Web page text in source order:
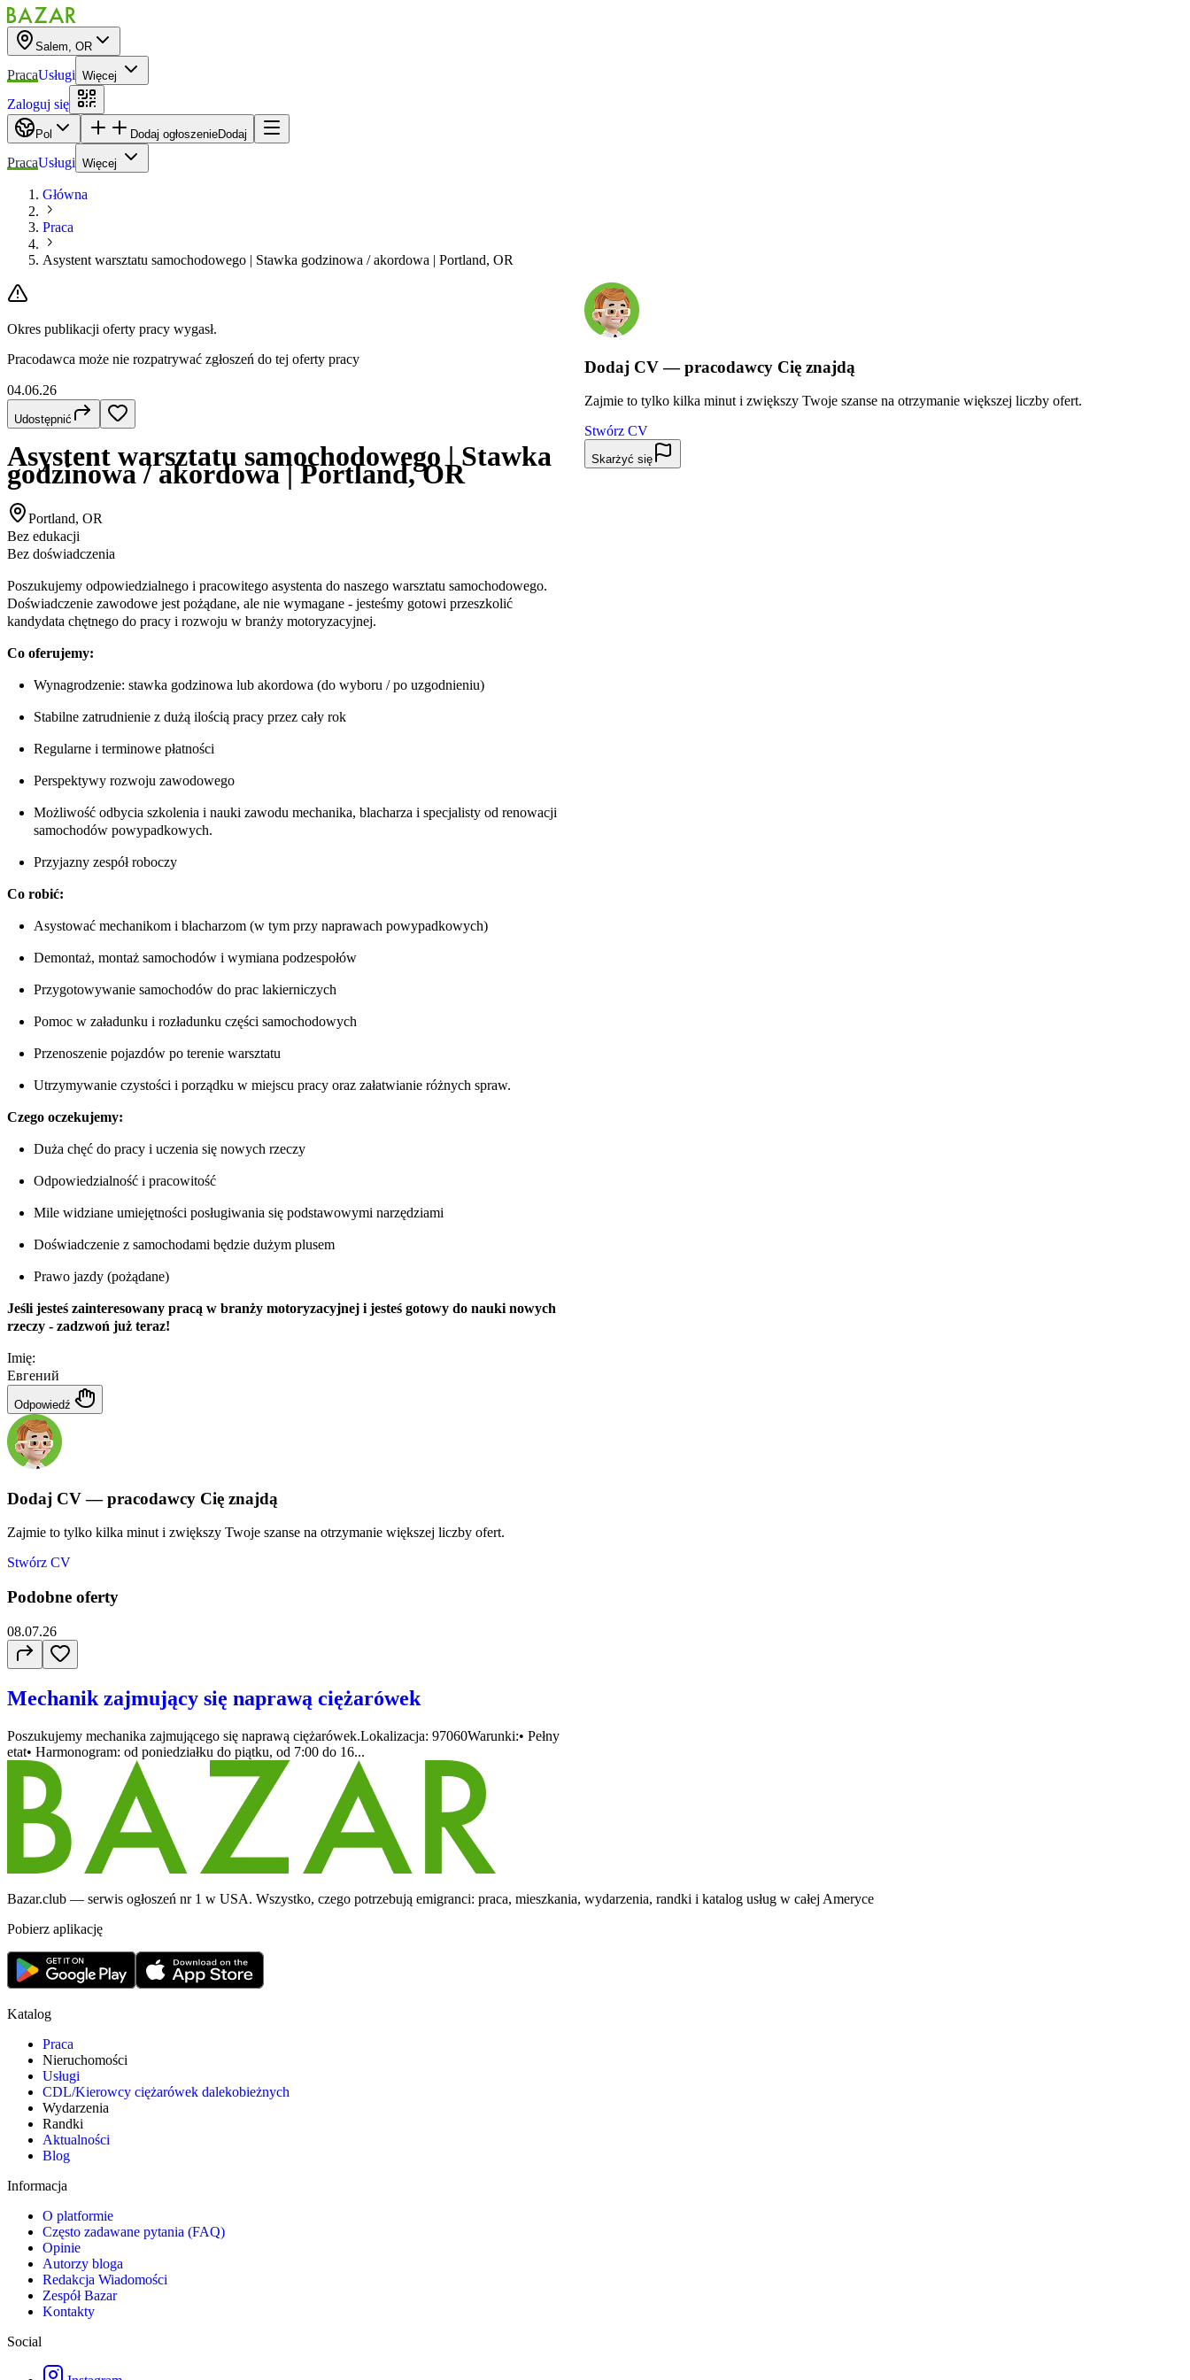
Salem, OR
PracaUsługi Więcej
Zaloguj się
Pol Dodaj ogłoszenieDodaj
PracaUsługi Więcej
Główna
Praca
Asystent warsztatu samochodowego | Stawka godzinowa / akordowa | Portland, OR
Okres publikacji oferty pracy wygasł.
Pracodawca może nie rozpatrywać zgłoszeń do tej oferty pracy
04.06.26
Udostępnić
Asystent warsztatu samochodowego | Stawka
godzinowa / akordowa | Portland, OR
Portland, OR
Bez edukacji
Bez doświadczenia
Poszukujemy odpowiedzialnego i pracowitego asystenta do naszego warsztatu samochodowego.
Doświadczenie zawodowe jest pożądane, ale nie wymagane - jesteśmy gotowi przeszkolić
kandydata chętnego do pracy i rozwoju w branży motoryzacyjnej.
Co oferujemy:
Wynagrodzenie: stawka godzinowa lub akordowa (do wyboru / po uzgodnieniu)
Stabilne zatrudnienie z dużą ilością pracy przez cały rok
Regularne i terminowe płatności
Perspektywy rozwoju zawodowego
Możliwość odbycia szkolenia i nauki zawodu mechanika, blacharza i specjalisty od renowacji
samochodów powypadkowych.
Przyjazny zespół roboczy
Co robić:
Asystować mechanikom i blacharzom (w tym przy naprawach powypadkowych)
Demontaż, montaż samochodów i wymiana podzespołów
Przygotowywanie samochodów do prac lakierniczych
Pomoc w załadunku i rozładunku części samochodowych
Przenoszenie pojazdów po terenie warsztatu
Utrzymywanie czystości i porządku w miejscu pracy oraz załatwianie różnych spraw.
Czego oczekujemy:
Duża chęć do pracy i uczenia się nowych rzeczy
Odpowiedzialność i pracowitość
Mile widziane umiejętności posługiwania się podstawowymi narzędziami
Doświadczenie z samochodami będzie dużym plusem
Prawo jazdy (pożądane)
Jeśli jesteś zainteresowany pracą w branży motoryzacyjnej i jesteś gotowy do nauki nowych
rzeczy - zadzwoń już teraz!
Imię:
Евгений
Odpowiedź
Dodaj CV — pracodawcy Cię znajdą
Zajmie to tylko kilka minut i zwiększy Twoje szanse na otrzymanie większej liczby ofert.
Stwórz CV
Dodaj CV — pracodawcy Cię znajdą
Zajmie to tylko kilka minut i zwiększy Twoje szanse na otrzymanie większej liczby ofert.
Stwórz CV
Skarżyć się
Podobne oferty
08.07.26
Mechanik zajmujący się naprawą ciężarówek
Poszukujemy mechanika zajmującego się naprawą ciężarówek.Lokalizacja: 97060Warunki:• Pełny
etat• Harmonogram: od poniedziałku do piątku, od 7:00 do 16...
Bazar.club — serwis ogłoszeń nr 1 w USA. Wszystko, czego potrzebują emigranci: praca, mieszkania, wydarzenia, randki i katalog usług w całej Ameryce
Pobierz aplikację
Katalog
Praca
Nieruchomości
Usługi
CDL/Kierowcy ciężarówek dalekobieżnych
Wydarzenia
Randki
Aktualności
Blog
Informacja
O platformie
Często zadawane pytania (FAQ)
Opinie
Autorzy bloga
Redakcja Wiadomości
Zespół Bazar
Kontakty
Social